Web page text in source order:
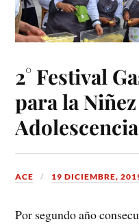
2° Festival
para la
ACE 19 DICIEMBRE,
Por segundo año